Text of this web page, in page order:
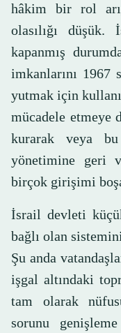
hâkim bir rol
olasılığı
kapanmış
imkanlarını 1967
yutmak için
mücadele etmeye
kurarak veya
yönetimine geri
birçok girişimi
İsrail devleti
bağlı olan
Şu anda
işgal altındaki
tam olarak
sorunu